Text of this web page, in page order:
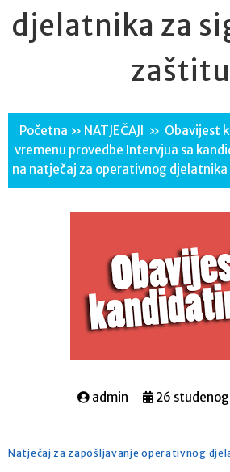
djelatnika za
zaštitu
Početna » NATJEČAJI » Obavijest
vremenu provedbe Intervjua sa
na natječaj za operativnog
admin 26
Natječaj za zapošljavanje operativnog